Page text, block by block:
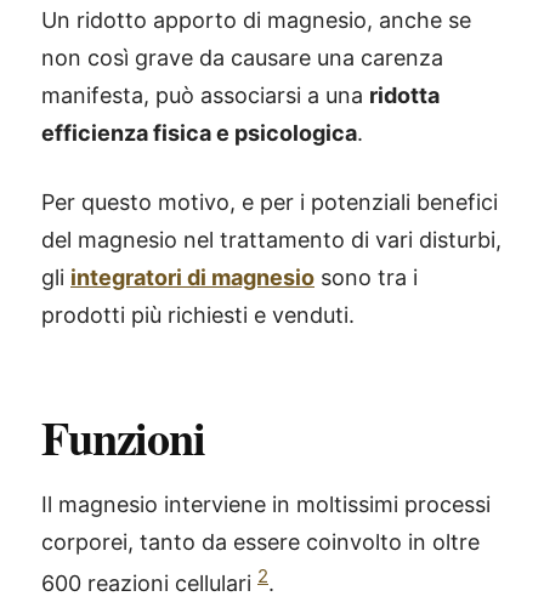
Un ridotto apporto di magnesio, anche se
non così grave da causare una carenza
manifesta, può associarsi a una ridotta
efficienza fisica e psicologica.
Per questo motivo, e per i potenziali benefici
del magnesio nel trattamento di vari disturbi,
gli integratori di magnesio sono tra i
prodotti più richiesti e venduti.
Funzioni
Il magnesio interviene in moltissimi processi
corporei, tanto da essere coinvolto in oltre
600 reazioni cellulari 2.